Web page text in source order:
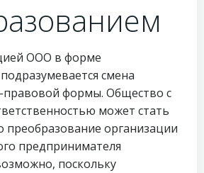
ООО в форме
смена
правовой формы. Общество с
может стать
организации
предпринимателя
поскольку